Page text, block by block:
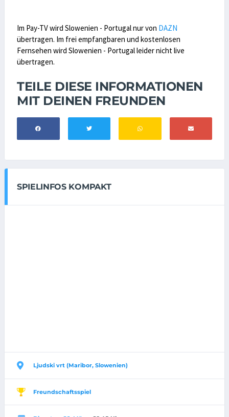
Im Pay-TV wird Slowenien - Portugal nur von DAZN
übertragen. Im frei empfangbaren und kostenlosen
Fernsehen wird Slowenien - Portugal leider nicht live
übertragen.
TEILE DIESE INFORMATIONEN
MIT DEINEN FREUNDEN
SPIELINFOS KOMPAKT
Ljudski vrt (Maribor, Slowenien)
Freundschaftsspiel